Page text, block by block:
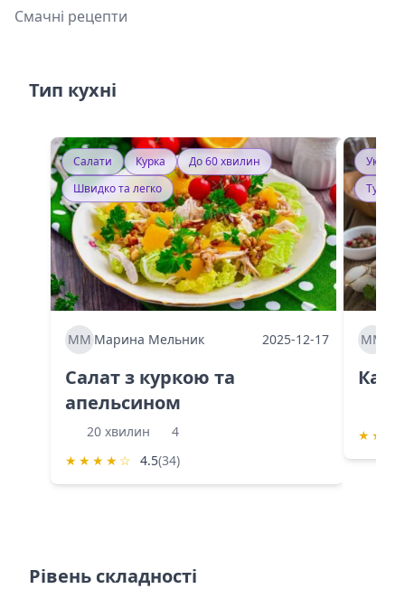
Смачні рецепти
Тип кухні
Салати Курка
До 60 хвилин
Швидко та легко
ММ Марина Мельник 2025-12-17
Салат з куркою та
апельсином
20 хвилин
4
★ ★ ★ ★ ☆ 4.5(34)
ММ
★ ★
Рівень складності